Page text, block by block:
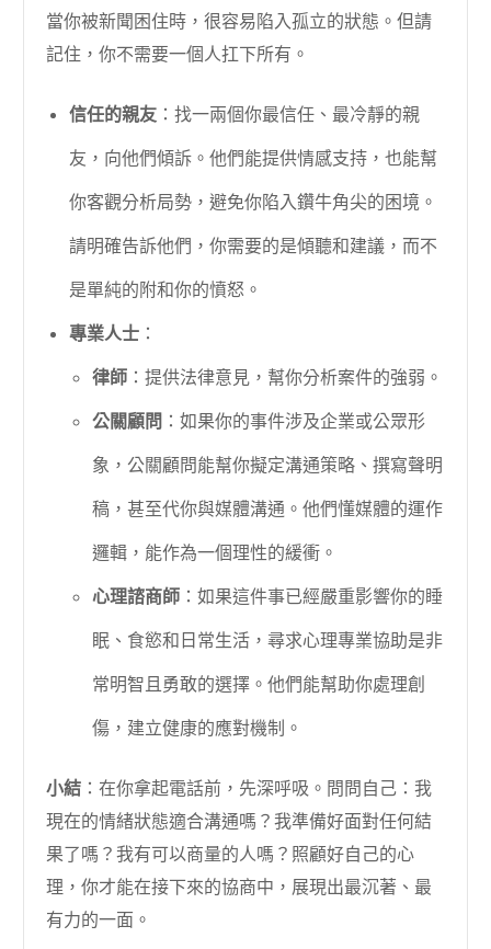
當你被新聞困住時，很容易陷入孤立的狀態。但請
記住，你不需要一個人扛下所有。
信任的親友 ：找一兩個你最信任、最冷靜的親
友，向他們傾訴。他們能提供情感支持，也能幫
你客觀分析局勢，避免你陷入鑽牛角尖的困境。
請明確告訴他們，你需要的是傾聽和建議，而不
是單純的附和你的憤怒。
專業人士 ：
律師：提供法律意見，幫你分析案件的強弱。
公關顧問 ：如果你的事件涉及企業或公眾形
象，公關顧問能幫你擬定溝通策略、撰寫聲明
稿，甚至代你與媒體溝通。他們懂媒體的運作
邏輯，能作為一個理性的緩衝。
心理諮商師：如果這件事已經嚴重影響你的睡
眠、食慾和日常生活，尋求心理專業協助是非
常明智且勇敢的選擇。他們能幫助你處理創
傷，建立健康的應對機制。
小結 ：在你拿起電話前，先深呼吸。問問自己：我
現在的情緒狀態適合溝通嗎？我準備好面對任何結
果了嗎？我有可以商量的人嗎？照顧好自己的心
理，你才能在接下來的協商中，展現出最沉著、最
有力的一面。